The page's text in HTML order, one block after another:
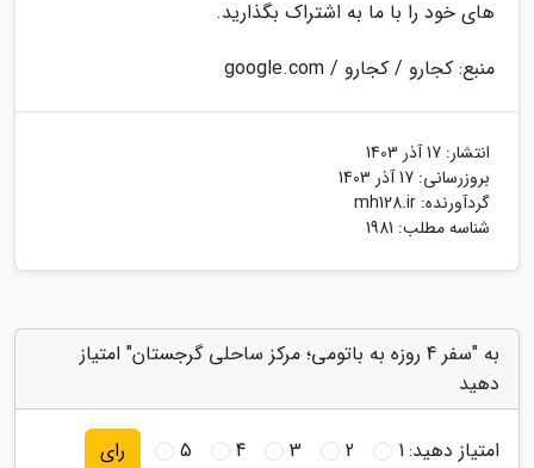
های خود را با ما به اشتراک بگذارید.
منبع: کجارو / کجارو / google.com
انتشار: 17 آذر 1403
بروزرسانی: 17 آذر 1403
گردآورنده: mh128.ir
شناسه مطلب: 1981
به "سفر 4 روزه به باتومی؛ مرکز ساحلی گرجستان" امتیاز
دهید
امتیاز دهید:1
2
3
4
5 رای